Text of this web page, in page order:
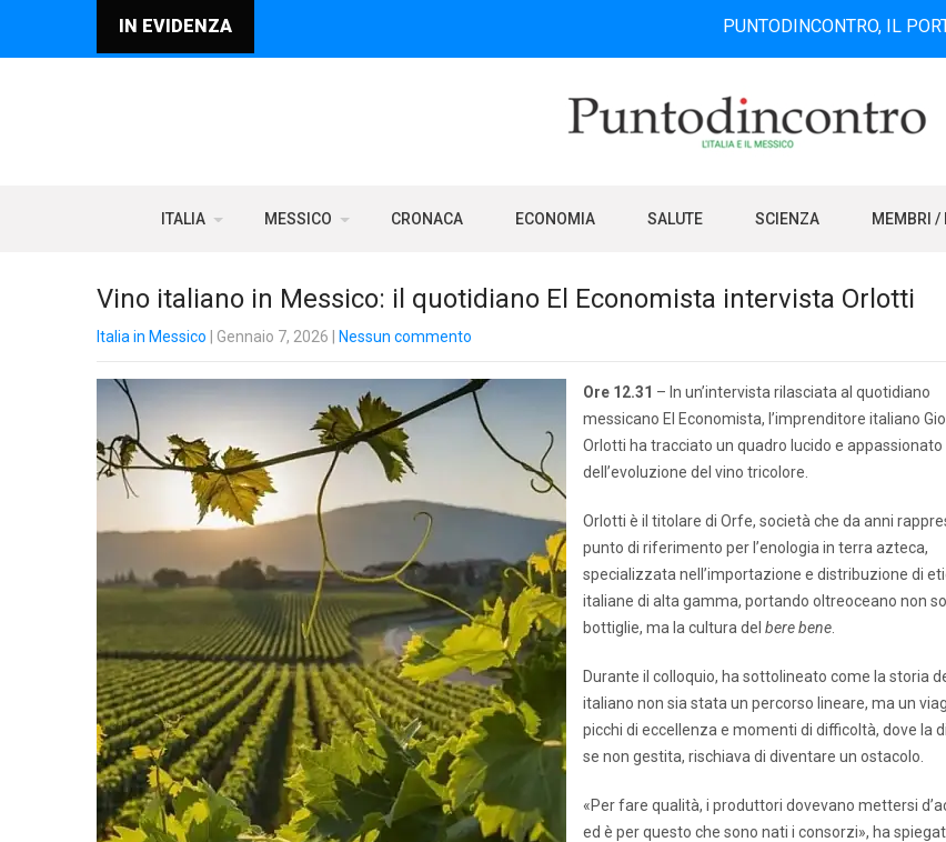
IN EVIDENZA PUNTODINCONTRO, IL PORTALE
ITALIA MESSICO CRONACA ECONOMIA SALUTE SCIENZA MEMBRI /
Vino italiano in Messico: il quotidiano El Economista intervista Orlotti
Italia in Messico | Gennaio 7, 2026 Nessun commento
Ore 12.31 – In un’intervista rilasciata al quotidiano
messicano El Economista, l’imprenditore italiano
Orlotti ha tracciato un quadro lucido e appassionato
dell’evoluzione del vino tricolore.
Orlotti è il titolare di Orfe, società che da anni
punto di riferimento per l’enologia in terra azteca,
specializzata nell’importazione e distribuzione di
italiane di alta gamma, portando oltreoceano non
bottiglie, ma la cultura del bere bene
Durante il colloquio, ha sottolineato come la storia
italiano non sia stata un percorso lineare, ma un
picchi di eccellenza e momenti di difficoltà, dove la
se non gestita, rischiava di diventare un ostacolo.
«Per fare qualità, i produttori dovevano mettersi
ed è per questo che sono nati i consorzi», ha